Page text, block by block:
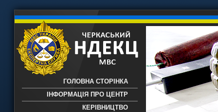
ГОЛОВНА СТОРІНКА
ІНФОРМАЦІЯ ПРО ЦЕНТР
КЕРІВНИЦТВО